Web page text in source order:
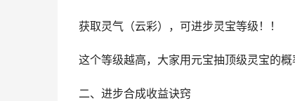
获取灵气（云彩），可进步灵宝等级！！
这个等级越高，大家用元宝抽顶级灵宝的概
二、进步合成收益诀窍